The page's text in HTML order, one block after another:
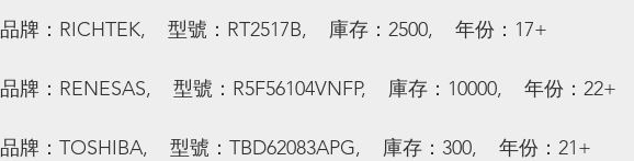
品牌：RICHTEK,    型號：RT2517B,    庫存：2500,    年份：17+
品牌：RENESAS,    型號：R5F56104VNFP,    庫存：10000,    年份：22+
品牌：TOSHIBA,    型號：TBD62083APG,    庫存：300,    年份：21+